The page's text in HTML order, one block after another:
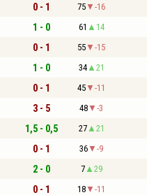
0 - 1 75 -16
1 - 0 61 14
0 - 1 55 -15
1 - 0 34 21
0 - 1 45 -11
3 - 5 48 -3
1,5 - 0,5 27 21
0 - 1 36 -9
2 - 0 7 29
0 - 1 18 -11